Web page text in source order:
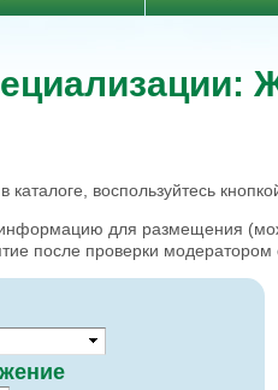
воспользуйтесь
информацию для размещения
после проверки модератором